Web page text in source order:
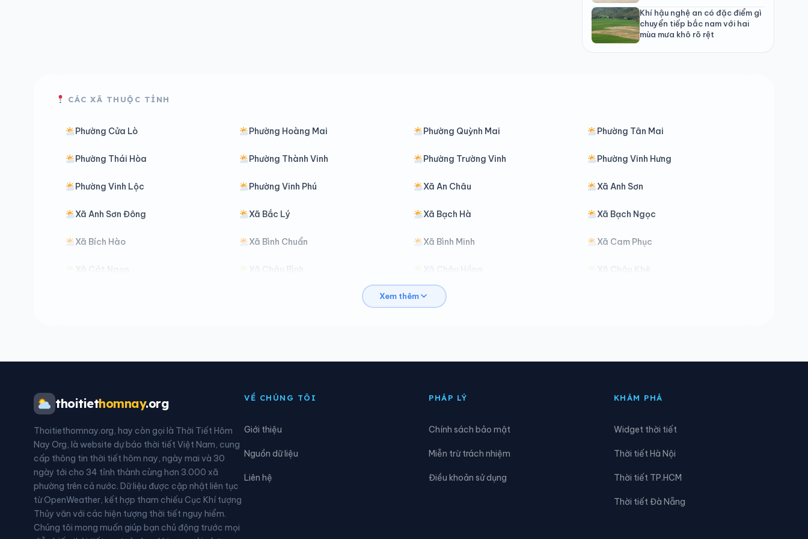
Khí hậu nghệ an có đặc điểm gì
chuyển tiếp bắc nam với hai
mùa mưa khô rõ rệt
CÁC XÃ THUỘC TỈNH
Phường Cửa Lò Phường Hoàng Mai Phường Quỳnh Mai Phường Tân Mai
Phường Thái Hòa Phường Thành Vinh Phường Trường Vinh Phường Vinh Hưng
Phường Vinh Lộc Phường Vinh Phú Xã An Châu Xã Anh Sơn
Xã Anh Sơn Đông Xã Bắc Lý Xã Bạch Hà Xã Bạch Ngọc
Xã Bích Hào Xã Bình Chuẩn Xã Bình Minh Xã Cam Phục
Xã Cát Ngạn Xã Châu Bình Xã Châu Hồng Xã Châu Khê
Xã Chiêu Lưu
Xã Hạnh Lâm
Xã Hùng Châu Xã Hưng Nguyên Xã Hưng Nguyên Nam Xã Huồi Tụ
Xã Hữu Khuông
Xã Kim Liên
Xã Mậu Thạch
Xem thêm
thoitiethomnay.org
Thoitiethomnay.org, hay còn gọi là Thời Tiết Hôm
Nay Org, là website dự báo thời tiết Việt Nam, cung
cấp thông tin thời tiết hôm nay, ngày mai và 30
ngày tới cho 34 tỉnh thành cùng hơn 3.000 xã
phường trên cả nước. Dữ liệu được cập nhật liên tục
từ OpenWeather, kết hợp tham chiếu Cục Khí tượng
Thủy văn với các hiện tượng thời tiết nguy hiểm.
Chúng tôi mong muốn giúp bạn chủ động trước mọi
VỀ CHÚNG TÔI
Giới thiệu
Nguồn dữ liệu
Liên hệ
PHÁP LÝ
Chính sách bảo mật
Miễn trừ trách nhiệm
Điều khoản sử dụng
KHÁM PHÁ
Widget thời tiết
Thời tiết Hà Nội
Thời tiết TP.HCM
Thời tiết Đà Nẵng